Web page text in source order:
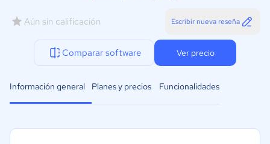
Aún sin calificación Escribir nueva reseña
Comparar software Ver precio
Información general Planes y precios Funcionalidades